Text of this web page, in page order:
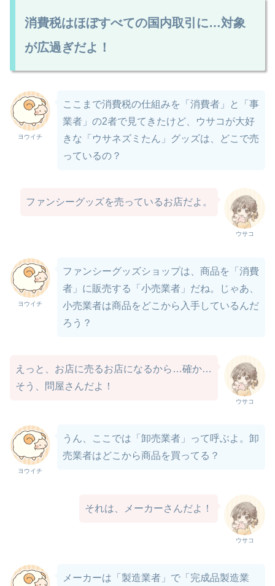
消費税はほぼすべての国内取引に…対象
が広過ぎだよ！
ヨウイチ
ここまで消費税の仕組みを「消費者」と「事
業者」の2者で見てきたけど、ウサコが大好
きな「ウサネズミたん」グッズは、どこで売
っているの？
ウサコ
ファンシーグッズを売っているお店だよ。
ヨウイチ
ファンシーグッズショップは、商品を「消費
者」に販売する「小売業者」だね。じゃあ、
小売業者は商品をどこから入手しているんだ
ろう？
ウサコ
えっと、お店に売るお店になるから…確か…
そう、問屋さんだよ！
ヨウイチ
うん、ここでは「卸売業者」って呼ぶよ。卸
売業者はどこから商品を買ってる？
ウサコ
それは、メーカーさんだよ！
メーカーは「製造業者」で「完成品製造業